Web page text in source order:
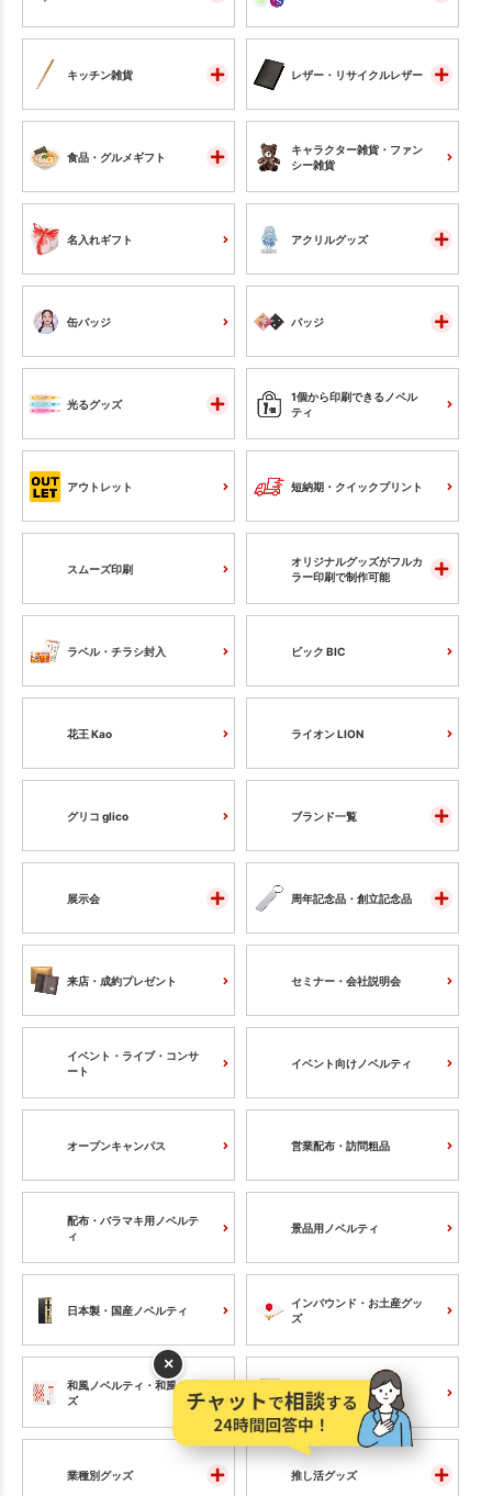
キッチン雑貨 レザー・リサイクルレザー
食品・グルメギフト
キャラクター雑貨・ファン
シー雑貨
名入れギフト アクリルグッズ
缶バッジ バッジ
光るグッズ
1個から印刷できるノベル
ティ
アウトレット 短納期・クイックプリント
スムーズ印刷
オリジナルグッズがフルカ
ラー印刷で制作可能
ラベル・チラシ封入 ビック BIC
花王 Kao ライオン LION
グリコ glico ブランド一覧
展示会 周年記念品・創立記念品
来店・成約プレゼント セミナー・会社説明会
イベント・ライブ・コンサ
ート
イベント向けノベルティ
オープンキャンパス 営業配布・訪問粗品
配布・バラマキ用ノベルテ
ィ
景品用ノベルティ
日本製・国産ノベルティ
インバウンド・お土産グッ
ズ
和風ノベルティ・和風グッ
ズ
木製グッズ
業種別グッズ 推し活グッズ
×